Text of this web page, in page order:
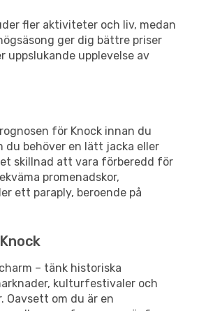
fler aktiviteter och liv, medan
ger dig bättre priser
uppslukande upplevelse av
för Knock innan du
du behöver en lätt jacka eller
skillnad att vara förberedd för
promenadskor,
ett paraply, beroende på
– tänk historiska
kulturfestivaler och
Oavsett om du är en